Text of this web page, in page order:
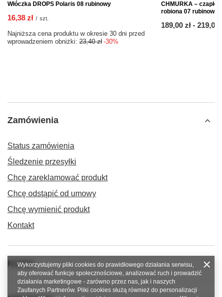
Włóczka DROPS Polaris 08 rubinowy
16,38 zł / szt.
Najniższa cena produktu w okresie 30 dni przed
wprowadzeniem obniżki: 23,40 zł -30%
CHMURKA –
robiona 07 rubinowy
od
189,00 zł - do
219,00
Zamówienia
Status zamówienia
Śledzenie przesyłki
Chcę zareklamować produkt
Chcę odstąpić od umowy
Chcę wymienić produkt
Kontakt
Konto
Wykorzystujemy pliki cookies do prawidłowego działania serwisu,
aby oferować funkcje społecznościowe, analizować ruch i prowadzić
działania marketingowe - zarówno przez nas, jak i naszych
Zaufanych Partnerów. Pliki cookies służą również do personalizacji